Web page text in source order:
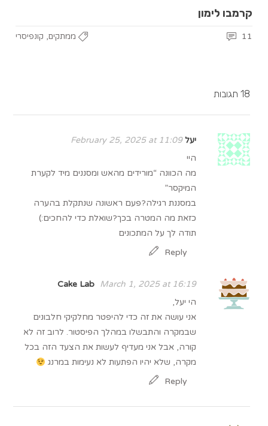
קרמבו לימון
ממתקים, קונפיסרי 11
18 תגובות
יעל February 25, 2025 at 11:09
היי
מה הכוונה “מורידים מהאש ומסננים מיד לקערת
המיקסר”
במסננת רגילה?פעם ראשונה שנתקלת בהערה
כזאת מה המטרה בכך?שואלת כדי להחכים:)
תודה לך על המתכונים
Reply
Cake Lab
March 1, 2025 at 16:19
הי יעל,
אני עושה את זה כדי להיפטר מחלקיקי חלבונים
שבמקרה והתבשלו במהלך הפיסטור. לרוב זה לא
קורה, אבל אני מעדיף לעשות את הצעד הזה בכל
מקרה, שלא יהיו הפתעות לא נעימות במרנג
Reply